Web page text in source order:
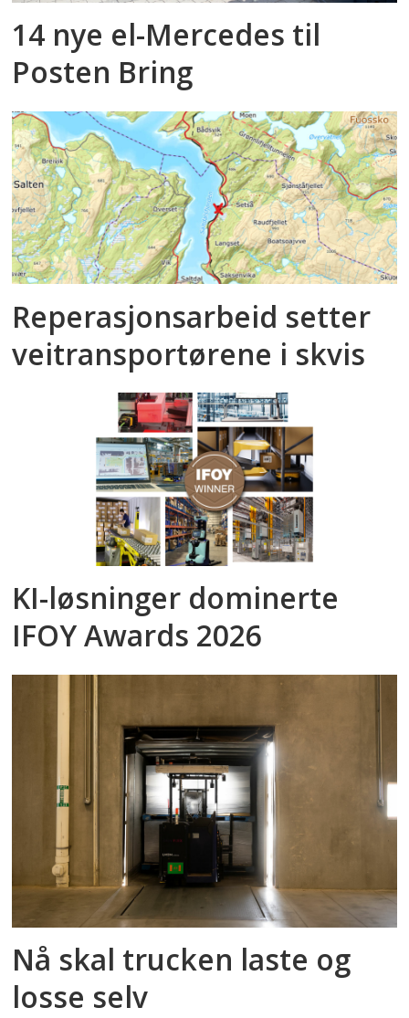
14 nye el-Mercedes til
Posten Bring
Reperasjonsarbeid setter
veitransportørene i skvis
KI-løsninger dominerte
IFOY Awards 2026
Nå skal trucken laste og
losse selv